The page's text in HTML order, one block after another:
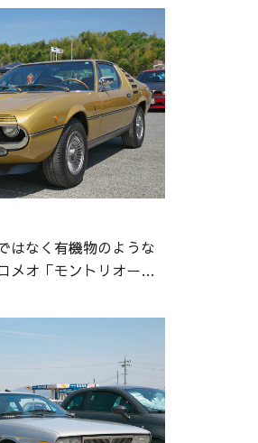
はなく有機物のような
メオ「モントリオー